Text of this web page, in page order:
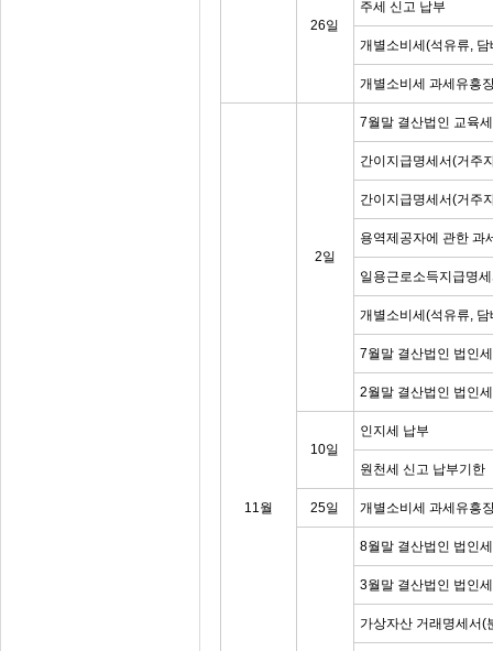
26일
주세 신고 납부
개별소비세(석유류,
개별소비세 과세유흥
11월
2일
7월말 결산법인 교육
간이지급명세서(거주
간이지급명세서(거주
용역제공자에 관한 과
일용근로소득지급명
개별소비세(석유류, 담
7월말 결산법인 법인
2월말 결산법인 법인
10일
인지세 납부
원천세 신고 납부기한
25일 개별소비세 과세유흥
8월말 결산법인 법인
3월말 결산법인 법인
가상자산 거래명세서(